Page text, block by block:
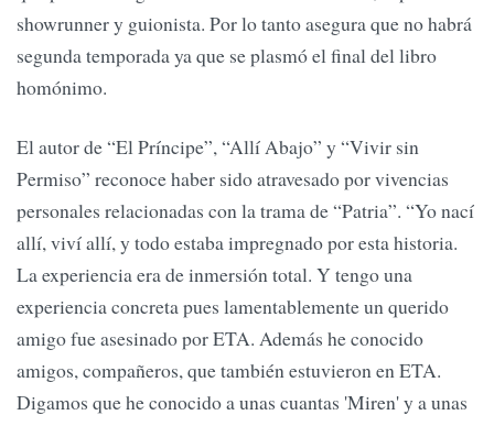
showrunner y guionista. Por lo tanto asegura que no habrá
segunda temporada ya que se plasmó el final del libro
homónimo.
El autor de “El Príncipe”, “Allí Abajo” y “Vivir sin
Permiso” reconoce haber sido atravesado por vivencias
personales relacionadas con la trama de “Patria”. “Yo nací
allí, viví allí, y todo estaba impregnado por esta historia.
La experiencia era de inmersión total. Y tengo una
experiencia concreta pues lamentablemente un querido
amigo fue asesinado por ETA. Además he conocido
amigos, compañeros, que también estuvieron en ETA.
Digamos que he conocido a unas cuantas 'Miren' y a unas